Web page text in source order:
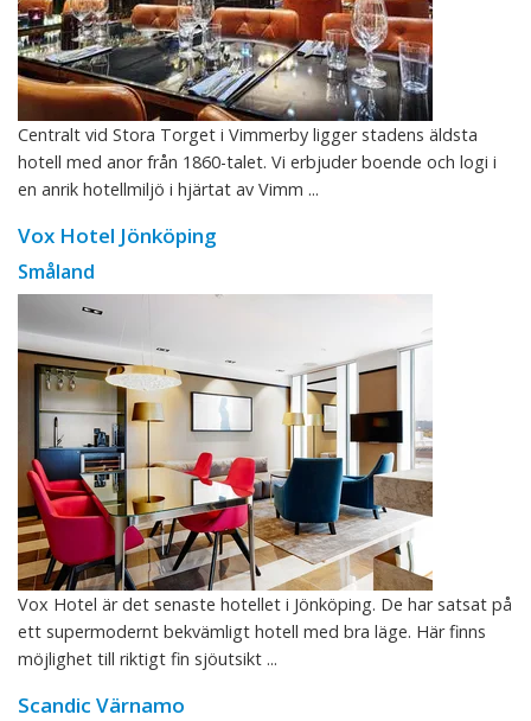
Centralt vid Stora Torget i Vimmerby ligger stadens äldsta
hotell med anor från 1860-talet. Vi erbjuder boende och logi i
en anrik hotellmiljö i hjärtat av Vimm ...
Vox Hotel Jönköping
Småland
Vox Hotel är det senaste hotellet i Jönköping. De har satsat på
ett supermodernt bekvämligt hotell med bra läge. Här finns
möjlighet till riktigt fin sjöutsikt ...
Scandic Värnamo